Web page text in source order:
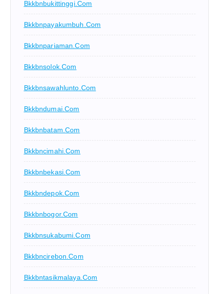
Bkkbnbukittinggi.com
Bkkbnpayakumbuh.com
Bkkbnpariaman.com
Bkkbnsolok.com
Bkkbnsawahlunto.com
Bkkbndumai.com
Bkkbnbatam.com
Bkkbncimahi.com
Bkkbnbekasi.com
Bkkbndepok.com
Bkkbnbogor.com
Bkkbnsukabumi.com
Bkkbncirebon.com
Bkkbntasikmalaya.com